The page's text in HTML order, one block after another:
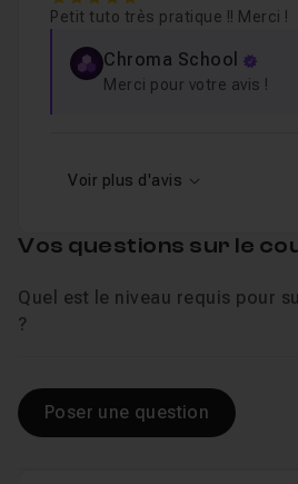
Petit tuto très pratique !! Merci !
Chroma School
Merci pour votre avis !
Voir plus d'avis
Vos questions sur le
Quel est le niveau requis pour
?
Poser une question